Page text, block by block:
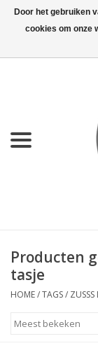
KEUKEN
LIFESTYLE
Producten
tasje
HOME/TAGS/ ZUSSS
Door het gebruiken
cookies om onze